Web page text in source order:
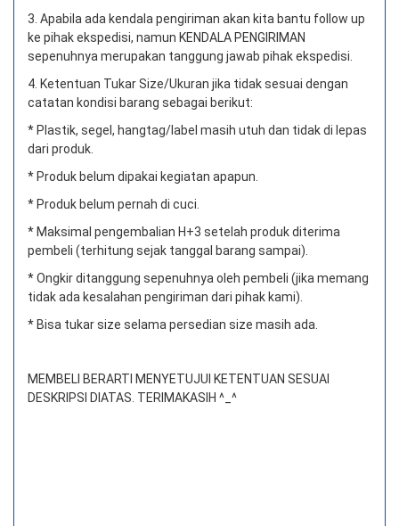
3. Apabila ada kendala pengiriman akan kita bantu follow up
ke pihak ekspedisi, namun KENDALA PENGIRIMAN
sepenuhnya merupakan tanggung jawab pihak ekspedisi.
4. Ketentuan Tukar Size/Ukuran jika tidak sesuai dengan
catatan kondisi barang sebagai berikut:
* Plastik, segel, hangtag/label masih utuh dan tidak di lepas
dari produk.
* Produk belum dipakai kegiatan apapun.
* Produk belum pernah di cuci.
* Maksimal pengembalian H+3 setelah produk diterima
pembeli (terhitung sejak tanggal barang sampai).
* Ongkir ditanggung sepenuhnya oleh pembeli (jika memang
tidak ada kesalahan pengiriman dari pihak kami).
* Bisa tukar size selama persedian size masih ada.
MEMBELI BERARTI MENYETUJUI KETENTUAN SESUAI
DESKRIPSI DIATAS. TERIMAKASIH ^_^